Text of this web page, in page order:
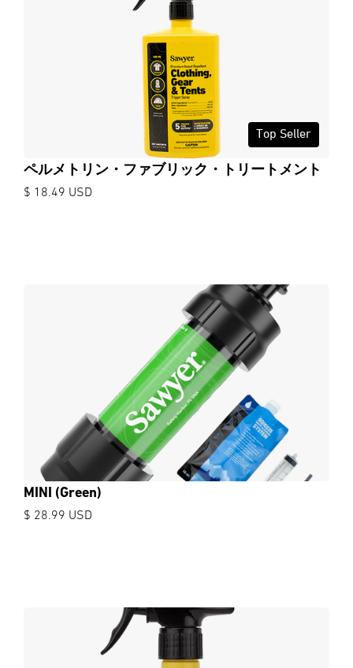
Top Seller
ペルメトリン・ファブリック・トリートメント
$ 18.49 USD
MINI (Green)
$ 28.99 USD